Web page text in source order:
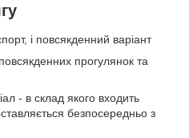
і повсякденний варіант
прогулянок та
- в склад якого входить
безпосередньо з